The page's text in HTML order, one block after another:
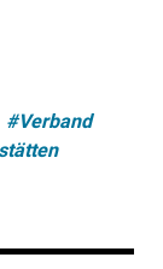
#Verband